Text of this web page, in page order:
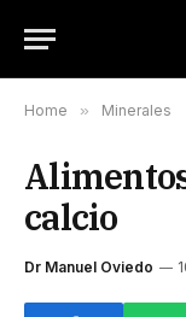
Home » Minerales
calcio
Dr Manuel Oviedo